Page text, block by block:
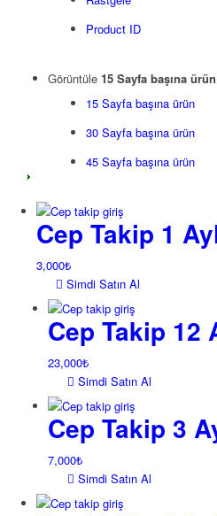
Product ID
Görüntüle 15 Sayfa başına ürün
15 Sayfa başına ürün
30 Sayfa başına ürün
45 Sayfa başına ürün
Cep Takip 1
3,000₺
Simdi Satın Al
Cep Takip 12
23,000₺
Simdi Satın Al
Cep Takip 3
7,000₺
Simdi Satın Al